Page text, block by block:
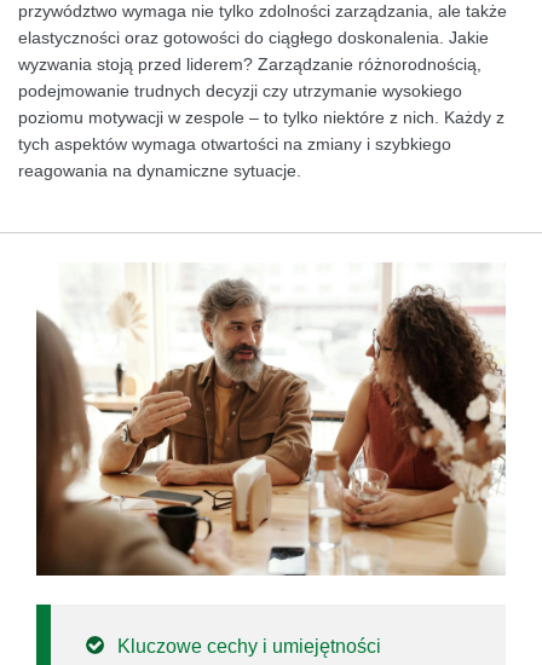
przywództwo wymaga nie tylko zdolności zarządzania, ale także
elastyczności oraz gotowości do ciągłego doskonalenia. Jakie
wyzwania stoją przed liderem? Zarządzanie różnorodnością,
podejmowanie trudnych decyzji czy utrzymanie wysokiego
poziomu motywacji w zespole – to tylko niektóre z nich. Każdy z
tych aspektów wymaga otwartości na zmiany i szybkiego
reagowania na dynamiczne sytuacje.
Kluczowe cechy i umiejętności